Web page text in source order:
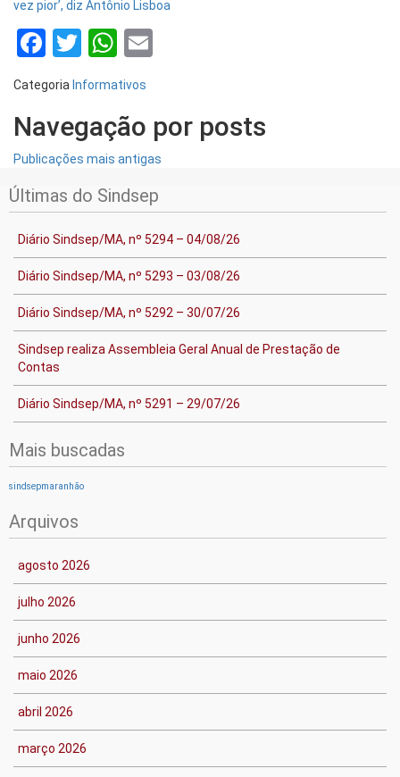
vez pior’, diz Antônio Lisboa
Facebook
TwitterWhatsApp
Categoria Informativos
Navegação por posts
Publicações mais antigas
Últimas do Sindsep
Diário Sindsep/MA, nº 5294 – 04/08/26
Diário Sindsep/MA, nº 5293 – 03/08/26
Diário Sindsep/MA, nº 5292 – 30/07/26
Sindsep realiza Assembleia Geral Anual de Prestação de
Contas
Diário Sindsep/MA, nº 5291 – 29/07/26
Mais buscadas
sindsepmaranhão
Arquivos
agosto 2026
julho 2026
junho 2026
maio 2026
abril 2026
março 2026